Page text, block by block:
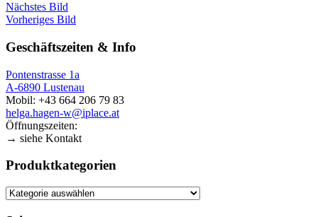
Nächstes Bild
Vorheriges Bild
Geschäftszeiten & Info
Pontenstrasse 1a
A-6890 Lustenau
Mobil: +43 664 206 79 83
helga.hagen-w@iplace.at
Öffnungszeiten:
→ siehe Kontakt
Produktkategorien